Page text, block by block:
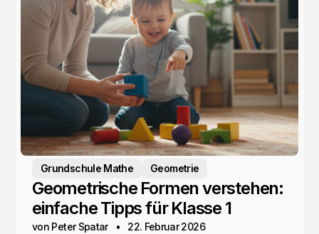
Grundschule Mathe Geometrie
Geometrische Formen verstehen:
einfache Tipps für Klasse 1
von Peter Spatar 22. Februar 2026